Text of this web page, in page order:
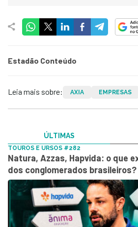
Estadão Conteúdo
Leia mais sobre: AXIA EMPRESAS
ÚLTIMAS
TOUROS E URSOS #282
Natura, Azzas, Hapvida: o que
dos conglomerados brasileiros?